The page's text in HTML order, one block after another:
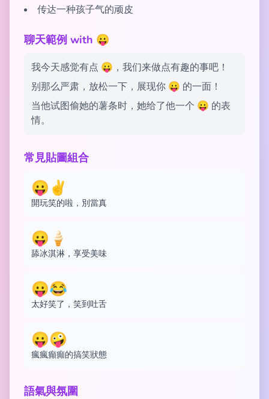
传达一种孩子气的顽皮
聊天範例 with 😛
我今天感觉有点 😛，我们来做点有趣的事吧！
别那么严肃，放松一下，展现你 😛 的一面！
当他试图偷她的薯条时，她给了他一个 😛 的表
情。
常見貼圖組合
😛✌️
開玩笑的啦，別當真
😛🍦
舔冰淇淋，享受美味
😛😂
太好笑了，笑到吐舌
😛🤪
瘋瘋癲癲的搞笑狀態
語氣與氛圍